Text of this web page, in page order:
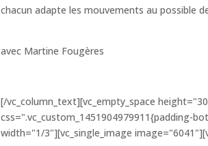
chacun adapte les mouvements au possible
avec Martine Fougères
[/vc_column_text][vc_empty_space
css=".vc_custom_1451904979911{padding-
width="1/3"][vc_single_image